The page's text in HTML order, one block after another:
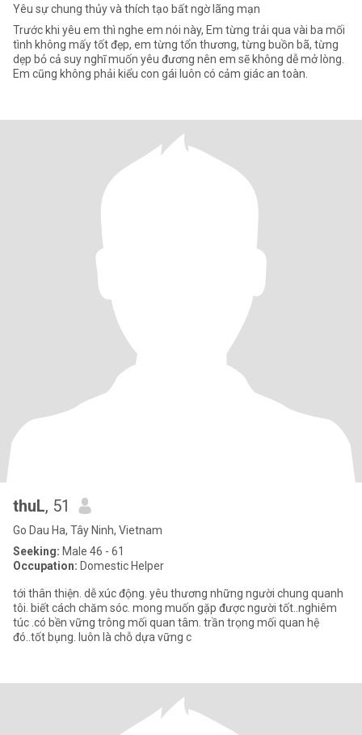
Yêu sự chung thủy và thích tạo bất ngờ lãng mạn
Trước khi yêu em thì nghe em nói này, Em từng trải qua vài ba mối
tình không mấy tốt đẹp, em từng tổn thương, từng buồn bã, từng
dẹp bỏ cả suy nghĩ muốn yêu đương nên em sẽ không dễ mở lòng.
Em cũng không phải kiểu con gái luôn có cảm giác an toàn.
thuL, 51
Go Dau Ha, Tây Ninh, Vietnam
Seeking: Male 46 - 61
Occupation: Domestic Helper
tới thân thiện. dễ xúc động. yêu thương những người chung quanh
tôi. biết cách chăm sóc. mong muốn gặp được người tốt..nghiêm
túc .có bền vững trông mối quan tâm. trần trọng mối quan hệ
đó..tốt bụng. luôn là chỗ dựa vững c